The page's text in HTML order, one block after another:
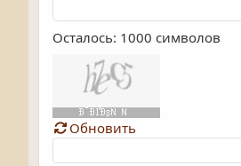
Осталось: 1000 символов
Обновить